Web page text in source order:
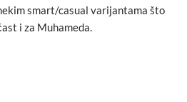
smart/casual varijantama što
i za Muhameda.